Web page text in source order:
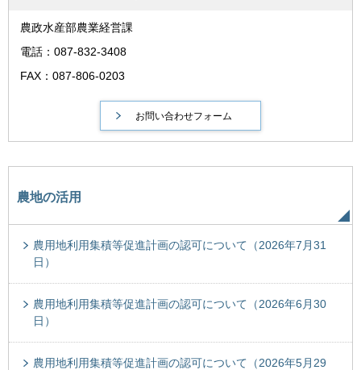
農政水産部農業経営課
電話：087-832-3408
FAX：087-806-0203
農地の活用
農用地利用集積等促進計画の認可について（2026年7月31
日）
農用地利用集積等促進計画の認可について（2026年6月30
日）
農用地利用集積等促進計画の認可について（2026年5月29